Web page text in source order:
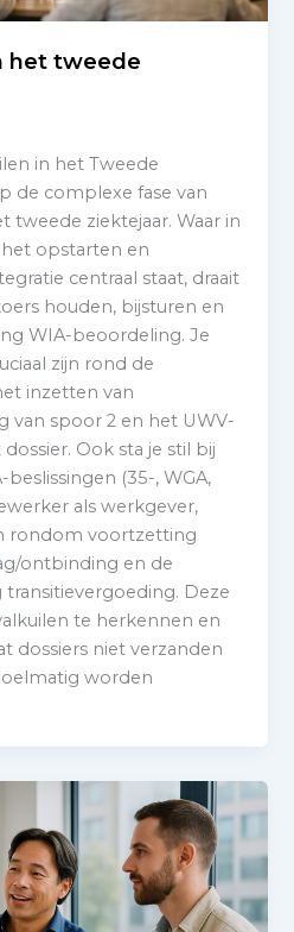
het tweede
in het Tweede
de complexe fase van
tweede ziektejaar. Waar in
het opstarten en
centraal staat, draait
houden, bijsturen en
WIA-beoordeling. Je
zijn rond de
inzetten van
van spoor 2 en het UWV-
Ook sta je stil bij
(35-, WGA,
als werkgever,
rondom voortzetting
ontbinding en de
Deze
te herkennen en
dossiers niet verzanden
worden